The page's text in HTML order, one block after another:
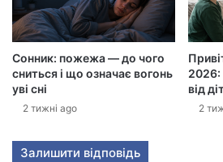
р
е
с
у
Сонник: пожежа — до чого
сниться і що означає вогонь
уві сні
2 тижні ago
2026:
від
2
Залишити відповідь